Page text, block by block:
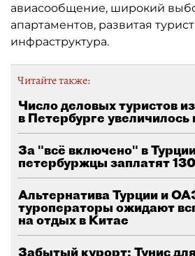
авиасообщение, широкий
апартаментов, развитая
инфраструктура.
Читайте также:
Число деловых туристов
в Петербурге увеличилось
За "всё включено" в
петербуржцы заплатят
Альтернатива Турции и
туроператоры ожидают
на отдых в Китае
Забытый курорт: Тунис